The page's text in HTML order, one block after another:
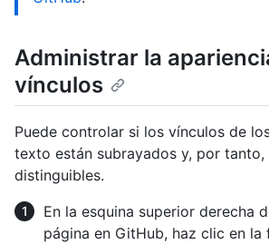
Administrar la
vínculos
Puede controlar si los vínculos de
texto están subrayados y, por tanto,
distinguibles.
En la esquina superior derecha
página en GitHub, haz clic en